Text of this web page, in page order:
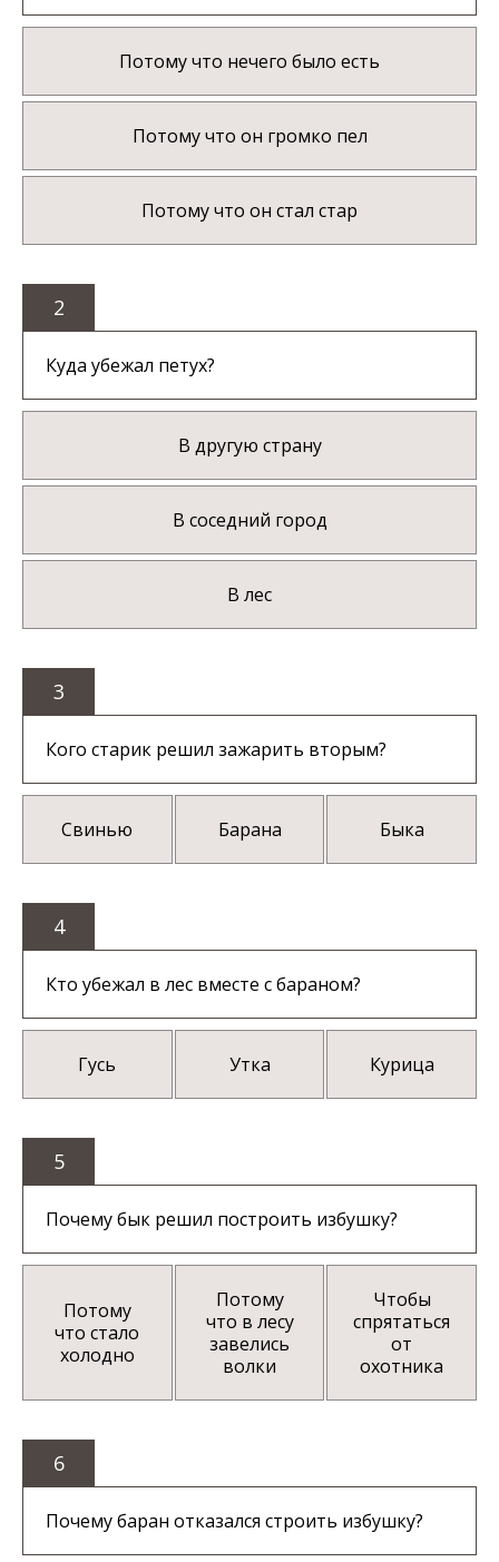
Потому что нечего было есть
Потому что он громко пел
Потому что он стал стар
2
Куда убежал петух?
В другую страну
В соседний город
В лес
3
Кого старик решил зажарить вторым?
Свинью Барана Быка
4
Кто убежал в лес вместе с бараном?
Гусь Утка Курица
5
Почему бык решил построить избушку?
Потому
что стало
холодно
Потому
что в лесу
завелись
волки
Чтобы
спрятаться
от
охотника
6
Почему баран отказался строить избушку?